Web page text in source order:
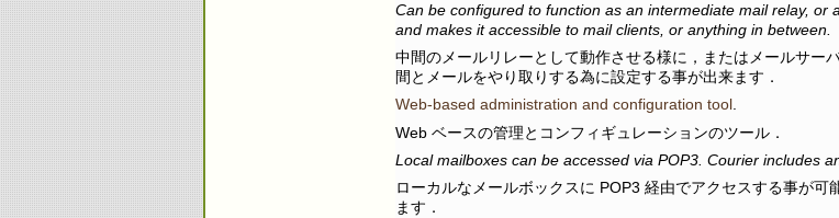
Can be configured to function as an intermediate mail relay,
and makes it accessible to mail clients, or anything in between.
中間のメールリレーとして動作させる様に，またはメールサー
間とメールをやり取りする為に設定する事が出来ます．
Web-based administration and configuration tool.
Web ベースの管理とコンフィギュレーションのツール．
Local mailboxes can be accessed via POP3. Courier includes
ローカルなメールボックスに POP3 経由でアクセスする事が
ます．